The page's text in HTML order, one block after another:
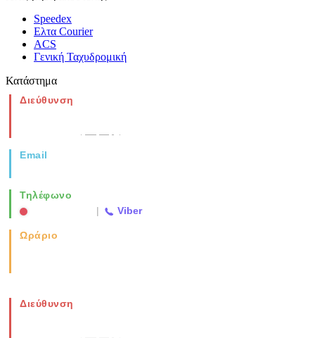
Speedex
Ελτα Courier
ACS
Γενική Ταχυδρομική
Κατάστημα
Διεύθυνση
Email
Τηλέφωνο
| Viber
Ωράριο
Διεύθυνση